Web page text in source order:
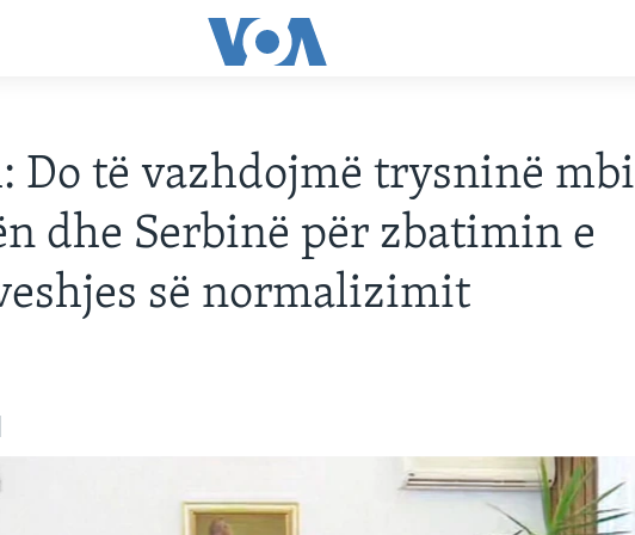
Do të vazhdojmë trysninë mbi
dhe Serbinë për zbatimin e
së normalizimit